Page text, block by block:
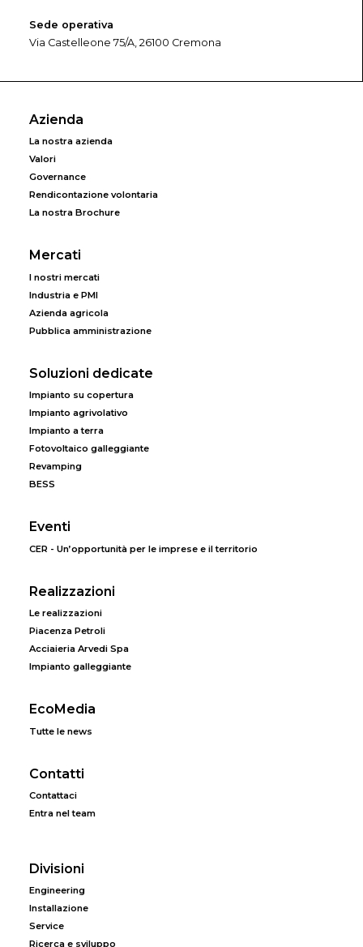
Sede operativa
Via Castelleone 75/A, 26100 Cremona
Azienda
La nostra azienda
Valori
Governance
Rendicontazione volontaria
La nostra Brochure
Mercati
I nostri mercati
Industria e PMI
Azienda agricola
Pubblica amministrazione
Soluzioni dedicate
Impianto su copertura
Impianto agrivolativo
Impianto a terra
Fotovoltaico galleggiante
Revamping
BESS
Eventi
CER - Un’opportunità per le imprese e il territorio
Realizzazioni
Le realizzazioni
Piacenza Petroli
Acciaieria Arvedi Spa
Impianto galleggiante
EcoMedia
Tutte le news
Contatti
Contattaci
Entra nel team
Divisioni
Engineering
Installazione
Service
Ricerca e sviluppo